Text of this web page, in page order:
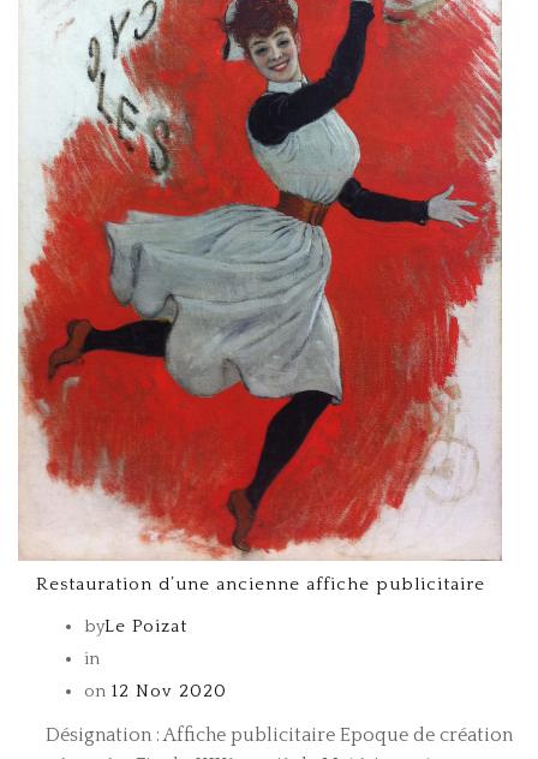
Restauration d’une ancienne affiche publicitaire
byLe Poizat
in
on 12 Nov 2020
Désignation : Affiche publicitaire Epoque de création